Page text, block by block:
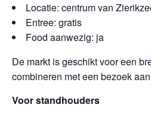
Locatie: centrum van
Entree: gratis
Food aanwezig: ja
De markt is geschikt voor een
combineren met een bezoek
Voor standhouders